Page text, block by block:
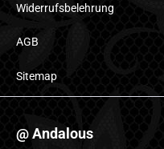
Widerrufsbelehrung
AGB
Sitemap
@ Andalous